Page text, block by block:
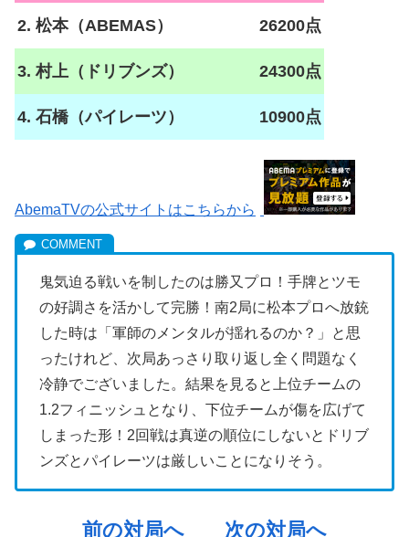
2. 松本（ABEMAS） 26200点
3. 村上（ドリブンズ） 24300点
4. 石橋（パイレーツ） 10900点
AbemaTVの公式サイトはこちらから
鬼気迫る戦いを制したのは勝又プロ！手牌とツモ
の好調さを活かして完勝！南2局に松本プロへ放銃
した時は「軍師のメンタルが揺れるのか？」と思
ったけれど、次局あっさり取り返し全く問題なく
冷静でございました。結果を見ると上位チームの
1.2フィニッシュとなり、下位チームが傷を広げて
しまった形！2回戦は真逆の順位にしないとドリブ
ンズとパイレーツは厳しいことになりそう。
前の対局へ 次の対局へ